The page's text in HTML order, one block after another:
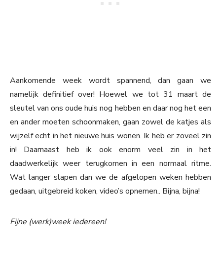
Aankomende week wordt spannend, dan gaan we
namelijk definitief over! Hoewel we tot 31 maart de
sleutel van ons oude huis nog hebben en daar nog het een
en ander moeten schoonmaken, gaan zowel de katjes als
wijzelf echt in het nieuwe huis wonen. Ik heb er zoveel zin
in! Daarnaast heb ik ook enorm veel zin in het
daadwerkelijk weer terugkomen in een normaal ritme.
Wat langer slapen dan we de afgelopen weken hebben
gedaan, uitgebreid koken, video’s opnemen.. Bijna, bijna!
Fijne (werk)week iedereen!